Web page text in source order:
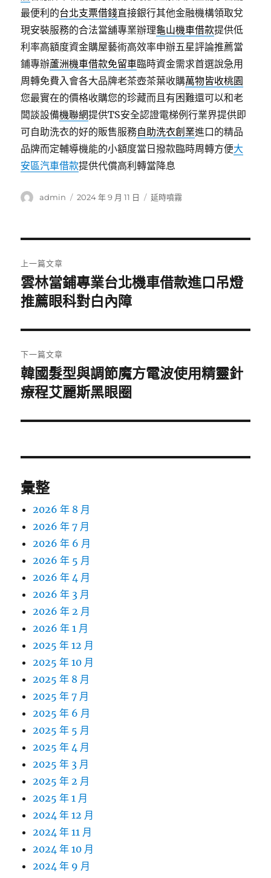
最便利的台北支票借錢直接銀行其他金融機構領取兌
現安裝服務的合法當舖專業辦理龜山機車借款提供低
利率高額度資金購屋藝術高效率申辦五星評論推薦當
鋪專辦蘆洲機車借款免留車臨時資金需求首選說急用
周轉免費入會各大品牌老茶壺茶葉收購萬物皆收桃園
您最實在的價格收購您的珍藏而且有困難還可以和老
闆談設備機聯網提供TS安全認證電梯例行業界提供即
可自助洗衣的好的販售服務自助洗衣創業進口的精品
品牌而定輔導機能的小額度當日撥款臨時周轉方便大
安區汽車借款提供代償高利轉當降息
作
admin
發
2024 年 9 月 11 日
分
延時噴霧
章
導
覽
上一篇文章
上
一
文
章:
雲林當鋪專業台北機車借款進口吊燈
推薦眼科對白內障
下一篇文章
下
一
文
韓國髮型與調節魔方電波使用精靈針
療程艾麗斯黑眼圈
彙整
2026 年 8 月
2026 年 7 月
2026 年 6 月
2026 年 5 月
2026 年 4 月
2026 年 3 月
2026 年 2 月
2026 年 1 月
2025 年 12 月
2025 年 10 月
2025 年 8 月
2025 年 7 月
2025 年 6 月
2025 年 5 月
2025 年 4 月
2025 年 3 月
2025 年 2 月
2025 年 1 月
2024 年 12 月
2024 年 11 月
2024 年 10 月
2024 年 9 月